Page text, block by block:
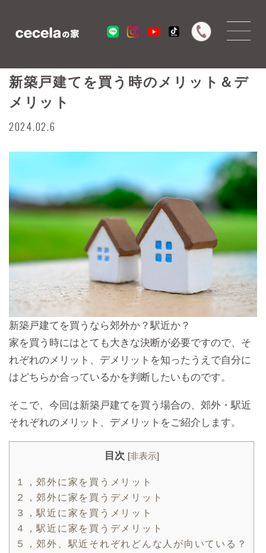
新築戸建てを買う時のメリット＆デ
メリット
2024.02.6
新築戸建てを買うなら郊外か？駅近か？
家を買う時にはとても大きな決断が必要ですので、そ
れぞれのメリット、デメリットを知ったうえで自分に
はどちらか合っているかを判断したいものです。
そこで、今回は新築戸建てを買う場合の、郊外・駅近
それぞれのメリット、デメリットをご紹介します。
目次 [非表示]
１，郊外に家を買うメリット
２，郊外に家を買うデメリット
３，駅近に家を買うメリット
４，駅近に家を買うデメリット
５，郊外、駅近それぞれどんな人が向いている？